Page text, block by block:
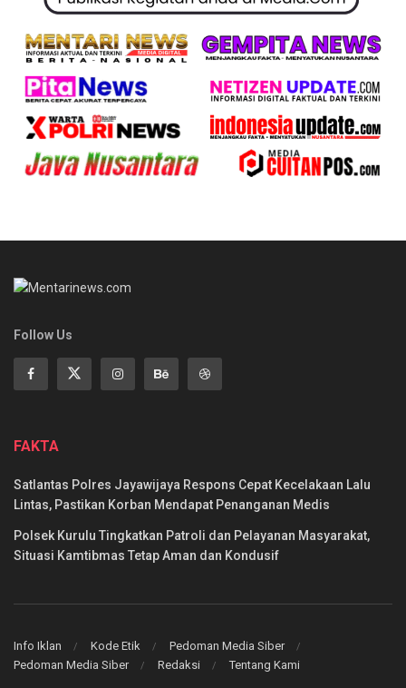
Follow Us
FAKTA
Satlantas Polres Jayawijaya Respons Cepat Kecelakaan Lalu
Lintas, Pastikan Korban Mendapat Penanganan Medis
Polsek Kurulu Tingkatkan Patroli dan Pelayanan Masyarakat,
Situasi Kamtibmas Tetap Aman dan Kondusif
Info Iklan Kode Etik
Pedoman Media Siber
Pedoman Media Siber
Redaksi Tentang Kami